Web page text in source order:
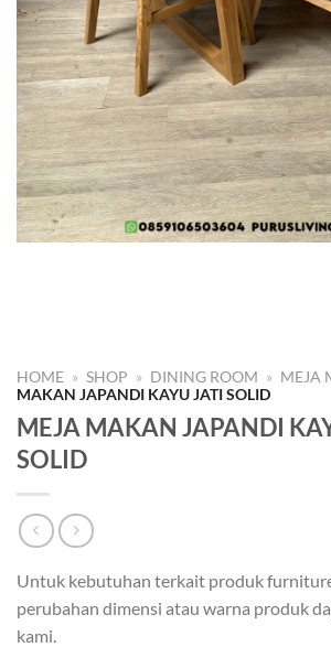
HOME » SHOP » DINING ROOM » MEJA
MAKAN JAPANDI KAYU JATI SOLID
MEJA MAKAN JAPANDI
SOLID
Untuk kebutuhan terkait produk
perubahan dimensi atau warna produk
kami.